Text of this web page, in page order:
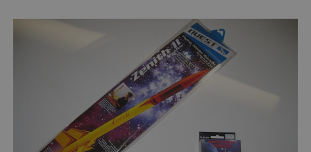
Smarthem, lek och hobby
Verktyg, utrustning och tillbehör
Presentkort